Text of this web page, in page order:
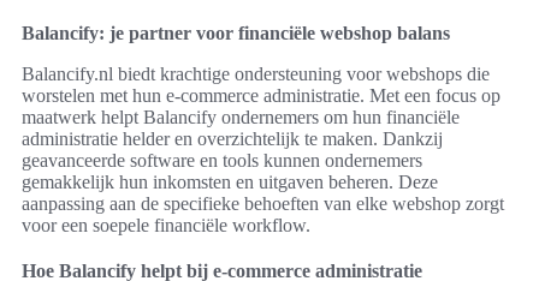
Balancify: je partner voor financiële webshop balans
Balancify.nl biedt krachtige ondersteuning voor webshops die
worstelen met hun e-commerce administratie. Met een focus op
maatwerk helpt Balancify ondernemers om hun financiële
administratie helder en overzichtelijk te maken. Dankzij
geavanceerde software en tools kunnen ondernemers
gemakkelijk hun inkomsten en uitgaven beheren. Deze
aanpassing aan de specifieke behoeften van elke webshop zorgt
voor een soepele financiële workflow.
Hoe Balancify helpt bij e-commerce administratie